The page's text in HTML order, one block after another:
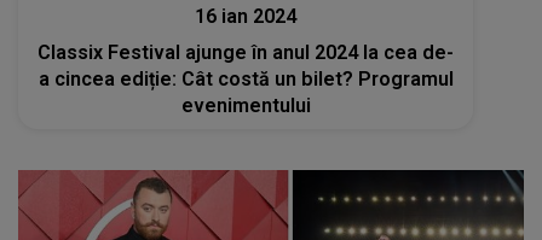
16 ian 2024
Classix Festival ajunge în anul 2024 la cea de-
a cincea ediție: Cât costă un bilet? Programul
evenimentului